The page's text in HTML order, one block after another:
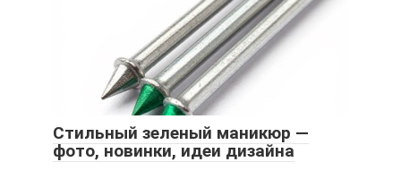
Стильный зеленый маникюр —
фото, новинки, идеи дизайна